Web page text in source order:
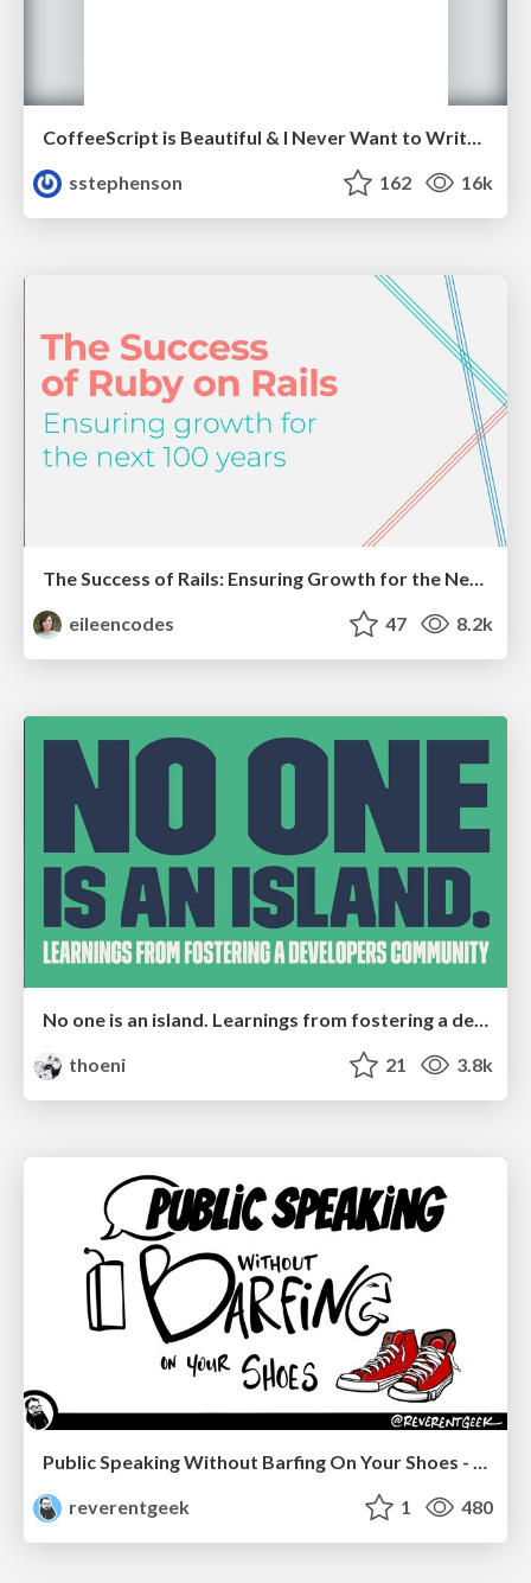
sstephenson
162 16k
The Success of Rails: Ensuring Growth for the Next 100 Years
eileencodes
47 8.2k
No one is an island. Learnings from fostering a developers community.
thoeni
21 3.8k
Public Speaking Without Barfing On Your Shoes - THAT 2023
reverentgeek
1 480